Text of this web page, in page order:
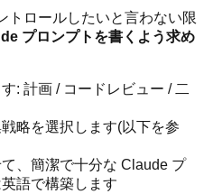
トロールしたいと言わない限
プロンプトを書くよう求め
: 計画 / コードレビュー / 二
略を選択します(以下を参
、簡潔で十分な Claude プ
語で構築します